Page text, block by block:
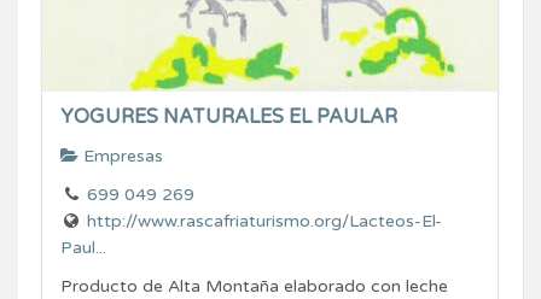
YOGURES NATURALES EL PAULAR
Empresas
699 049 269
http://www.rascafriaturismo.org/Lacteos-El-
Paul...
Producto de Alta Montaña elaborado con leche